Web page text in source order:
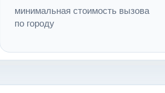
минимальная стоимость вызова
по городу